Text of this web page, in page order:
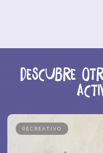
Descubre
RECREATIVO